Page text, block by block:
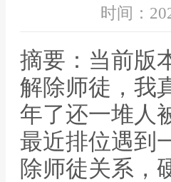
时间：
摘要：当前版
解除师徒，我
年了还一堆人
最近排位遇到
除师徒关系，